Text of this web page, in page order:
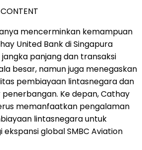
mencerminkan kemampuan
United Bank di Singapura
panjang dan transaksi
besar, namun juga menegaskan
pembiayaan lintasnegara dan
Ke depan, Cathay
memanfaatkan pengalaman
lintasnegara untuk
global SMBC Aviation